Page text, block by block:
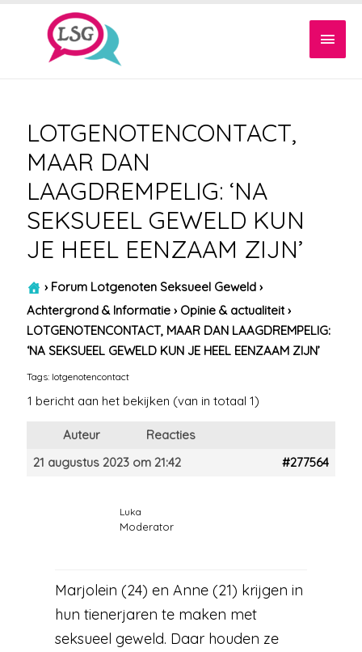
LOTGENOTENCONTACT,
MAAR DAN
LAAGDREMPELIG: ‘NA
SEKSUEEL GEWELD KUN
JE HEEL EENZAAM ZIJN’
› Forum Lotgenoten Seksueel Geweld ›
Achtergrond & Informatie › Opinie & actualiteit ›
LOTGENOTENCONTACT, MAAR DAN LAAGDREMPELIG:
‘NA SEKSUEEL GEWELD KUN JE HEEL EENZAAM ZIJN’
Tags: lotgenotencontact
1 bericht aan het bekijken (van in totaal 1)
Auteur
Reacties
21 augustus 2023 om 21:42
#277564
Luka
Moderator
Marjolein (24) en Anne (21) krijgen in
hun tienerjaren te maken met
seksueel geweld. Daar houden ze